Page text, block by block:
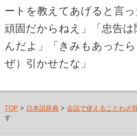
ートを教えてあげると言
頑固だからねえ」「忠告
んだよ」「きみもあった
ぜ）引かせたな」
TOP > 日本語辞典> 会話で使えることわざ
す